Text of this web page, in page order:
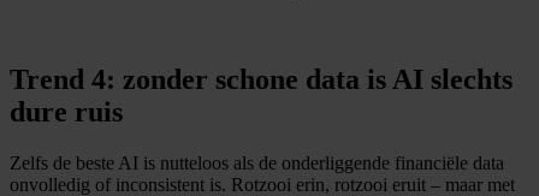
Trend 4: zonder schone data is AI slechts
dure ruis
Zelfs de beste AI is nutteloos als de onderliggende financiële data
onvolledig of inconsistent is. Rotzooi erin, rotzooi eruit – maar met